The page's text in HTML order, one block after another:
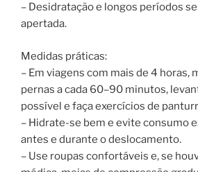
– Desidratação e longos períodos
apertada.
Medidas práticas:
– Em viagens com mais de 4 horas,
pernas a cada 60–90 minutos,
possível e faça exercícios de
– Hidrate-se bem e evite consumo
antes e durante o deslocamento.
– Use roupas confortáveis e, se